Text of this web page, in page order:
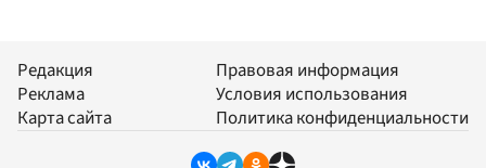
Редакция
Реклама
Карта сайта
Правовая информация
Условия использования
Политика конфиденциальности